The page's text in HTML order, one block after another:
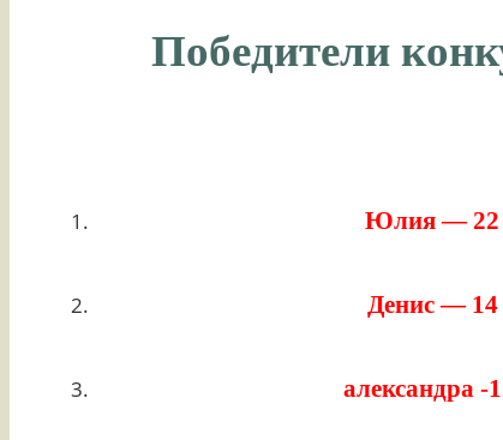
Победители
Юлия — 22
Денис —
александра